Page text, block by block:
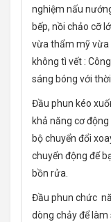
nghiệm nấu
bếp, nồi chảo cỡ
vừa thẩm mỹ vừa
không tì vết :
sáng bóng với
Đầu phun kéo
khả năng cơ
bộ chuyển đổi
chuyển động để
bồn rửa.
Đầu phun chức
dòng chảy để